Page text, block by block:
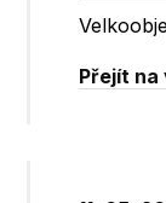
Přejít